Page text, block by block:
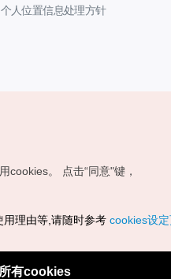
个人位置信息处理方针
权所有
cookies。
点击“同意"键，
理由等,请随时参考 cookies设
有cookies